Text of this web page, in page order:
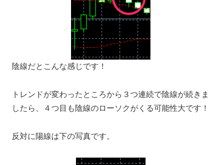
陰線だとこんな感じです！
トレンドが変わったところから３つ連続で陰線が続きま
したら、４つ目も陰線のローソクがくる可能性大です！
反対に陽線は下の写真です。